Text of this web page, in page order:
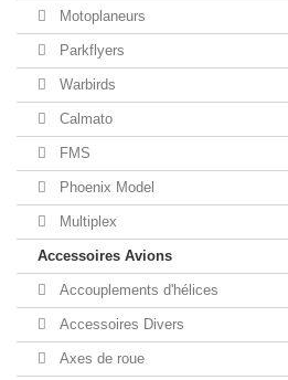
Motoplaneurs
Parkflyers
Warbirds
Calmato
FMS
Phoenix Model
Multiplex
Accessoires Avions
Accouplements d'hélices
Accessoires Divers
Axes de roue